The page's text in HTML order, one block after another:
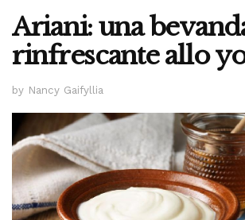
Ariani: una
rinfrescante allo
by Nancy Gaifyllia